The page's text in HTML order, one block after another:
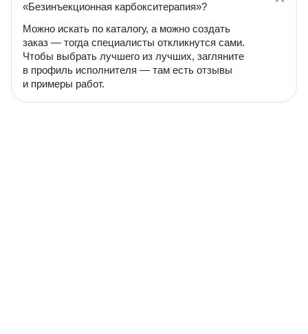
«Безинъекционная карбокситерапия»?
Можно искать по каталогу, а можно создать
заказ — тогда специалисты откликнутся сами.
Чтобы выбрать лучшего из лучших, загляните
в профиль исполнителя — там есть отзывы
и примеры работ.